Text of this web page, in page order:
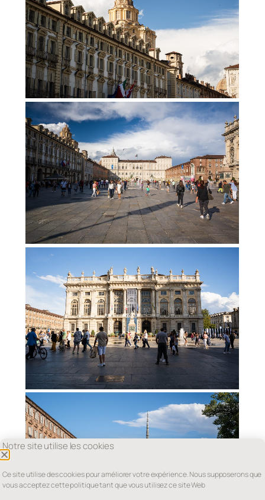
Notre site utilise les cookies
Ce site utilise des cookies pour améliorer votre expérience. Nous supposerons que
vous acceptez cette politique tant que vous utilisez ce site Web